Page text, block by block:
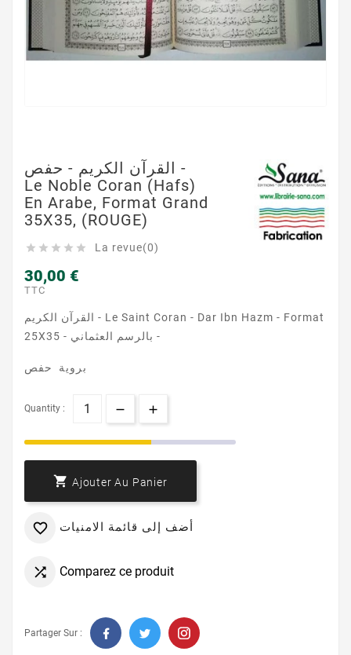
القرآن الكريم - حفص -
Le Noble Coran (Hafs)
En Arabe, Format Grand
35X35, (ROUGE)
     La revue(0)
30,00 €
TTC
القرآن الكريم - Le Saint Coran - Dar Ibn Hazm - Format
25X35 - بالرسم العثماني -
بروية حفص
Quantity :
 Ajouter Au Panier
 أضف إلى قائمة الامنيات
 Comparez ce produit
Partager Sur :